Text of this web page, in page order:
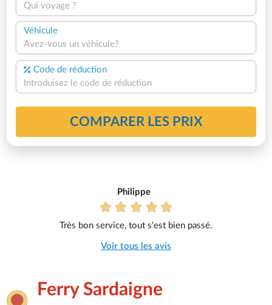
Qui voyage ?
Véhicule
Avez-vous un véhicule?
Code de réduction
COMPARER LES PRIX
Philippe
Très bon service, tout s'est bien passé.
Voir tous les avis
Ferry Sardaigne